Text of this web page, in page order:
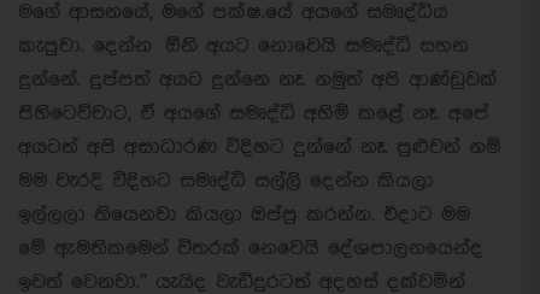
මගේ ආසනයේ, මගේ පක්ෂ.යේ අයගේ සමෘද්ධිය
කැපුවා. දෙන්න ඕනි අයට නොවෙයි සමෘද්ධි සහන
දුන්නේ. දුප්පත් අයට දුන්නෙ නෑ. නමුත් අපි ආණ්ඩුවක්
පිහිටෙව්වාට, ඒ අයගේ සමෘද්ධි අහිමි කළේ නෑ. අපේ
අයටත් අපි අසාධාරණ විදිහට දුන්නේ නෑ. පුළුවන් නම්
මම වැරදි විදිහට සමෘද්ධි සල්ලි දෙන්න කියලා
ඉල්ලලා තියෙනවා කියලා ඔප්පු කරන්න. එදාට මම
මේ ඇමතිකමෙන් විතරක් නෙවෙයි දේශපාලනයෙන්ද
ඉවත් වෙනවා.” යැයිද වැඩිදුරටත් අදහස් දක්වමින්